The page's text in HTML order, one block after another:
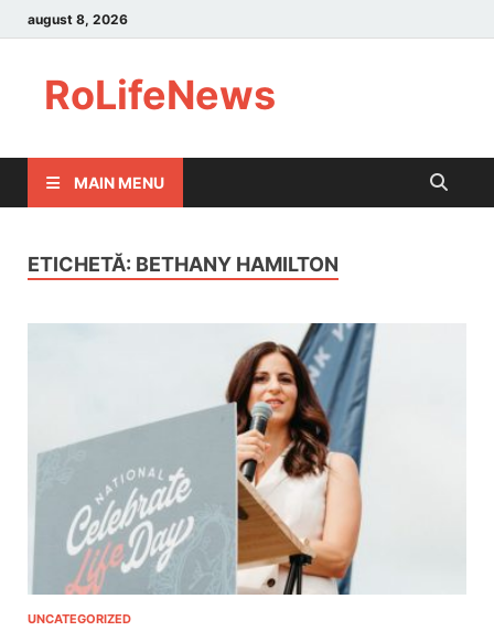
august 8, 2026
RoLifeNews
MAIN MENU
ETICHETĂ: BETHANY HAMILTON
UNCATEGORIZED